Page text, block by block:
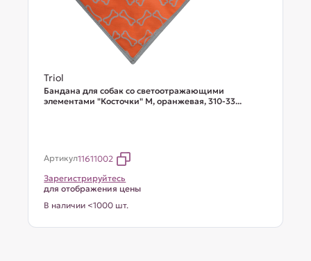
Triol
Бандана для собак со светоотражающими
элементами "Косточки" M, оранжевая, 310-33...
Артикул11611002
Зарегистрируйтесь
для отображения цены
В наличии <1000 шт.